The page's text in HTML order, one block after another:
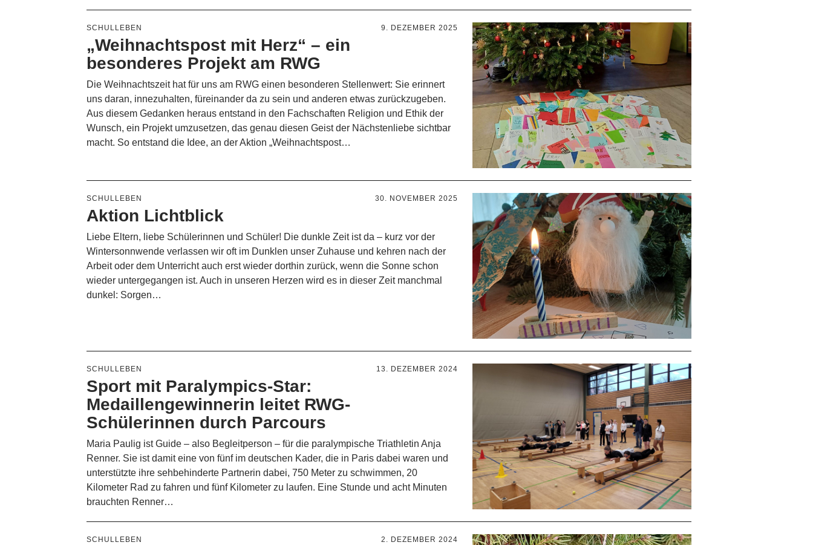
SCHULLEBEN 9. DEZEMBER 2025
„Weihnachtspost mit Herz“ – ein
besonderes Projekt am RWG
Die Weihnachtszeit hat für uns am RWG einen besonderen Stellenwert: Sie erinnert
uns daran, innezuhalten, füreinander da zu sein und anderen etwas zurückzugeben.
Aus diesem Gedanken heraus entstand in den Fachschaften Religion und Ethik der
Wunsch, ein Projekt umzusetzen, das genau diesen Geist der Nächstenliebe sichtbar
macht. So entstand die Idee, an der Aktion „Weihnachtspost…
SCHULLEBEN 30. NOVEMBER 2025
Aktion Lichtblick
Liebe Eltern, liebe Schülerinnen und Schüler! Die dunkle Zeit ist da – kurz vor der
Wintersonnwende verlassen wir oft im Dunklen unser Zuhause und kehren nach der
Arbeit oder dem Unterricht auch erst wieder dorthin zurück, wenn die Sonne schon
wieder untergegangen ist. Auch in unseren Herzen wird es in dieser Zeit manchmal
dunkel: Sorgen…
SCHULLEBEN 13. DEZEMBER 2024
Sport mit Paralympics-Star:
Medaillengewinnerin leitet RWG-
Schülerinnen durch Parcours
Maria Paulig ist Guide – also Begleitperson – für die paralympische Triathletin Anja
Renner. Sie ist damit eine von fünf im deutschen Kader, die in Paris dabei waren und
unterstützte ihre sehbehinderte Partnerin dabei, 750 Meter zu schwimmen, 20
Kilometer Rad zu fahren und fünf Kilometer zu laufen. Eine Stunde und acht Minuten
brauchten Renner…
SCHULLEBEN 2. DEZEMBER 2024